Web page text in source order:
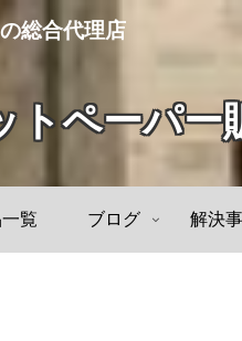
総合代理店
ペーパー
覧 ブログ 解決